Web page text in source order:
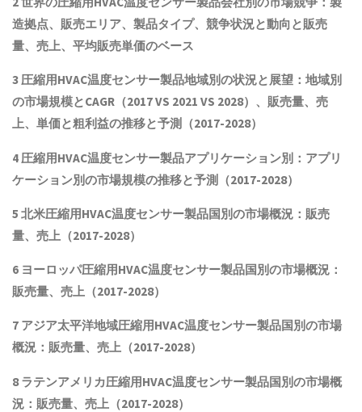
造拠点、販売エリア、製品タイプ、競争状況と動向と販売
量、売上、平均販売単価のベース
3圧縮用HVAC温度センサー製品地域別の状況と展望：地域別
の市場規模とCAGR （2017 VS 2021 VS 2028）、販売量、売
上、単価と粗利益の推移と予測（2017-2028）
4 圧縮用HVAC温度センサー製品アプリケーション別：アプリ
ケーション別の市場規模の推移と予測（2017-2028）
5 北米圧縮用HVAC温度センサー製品国別の市場概況 ：販売
量、売上（2017-2028）
6 ヨーロッパ圧縮用HVAC温度センサー製品国別の市場概況：
販売量、売上（2017-2028）
7 アジア太平洋地域圧縮用HVAC温度センサー製品国別の市場
概況：販売量、売上（2017-2028）
8 ラテンアメリカ圧縮用HVAC温度センサー製品国別の市場概
況：販売量、売上（2017-2028）